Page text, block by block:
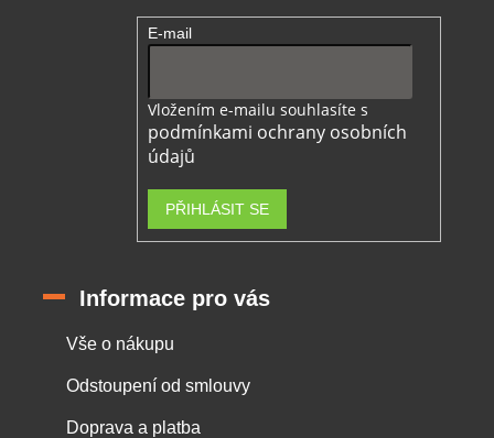
E-mail
Vložením e-mailu souhlasíte s
podmínkami ochrany osobních
údajů
PŘIHLÁSIT SE
Informace pro vás
Vše o nákupu
Odstoupení od smlouvy
Doprava a platba